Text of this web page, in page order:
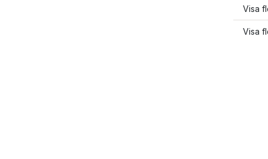
Visa
Visa